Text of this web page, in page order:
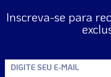
Inscreva-se para